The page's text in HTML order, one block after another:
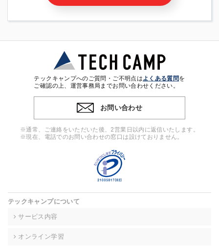
サービス又は商品等の広告配信・宣伝を含みますが、それらに
・個人(法人の場合は担当者)を識別できない形式に加工した統
計情報の作成および利用
※上記の利用目的に基づいた本人への連絡及び配信について
4. 個人情報の第三者提供
ンをとるために、氏名等の一部の情報をサービス内で使用する
チャットツールで発信することにより、本サービスの他の利用
者等に提供することがあります。
当社は事業運営上、前項利用目的の範囲に限って個人情報を外
高い委託先を選定し、個人情報の適正管理・機密保持について
個人情報の開示等(利用目的の通知、開示、内容の訂正・追加・
テックキャンプへのご質問・ご不明点はよくある質問を
ご確認の上、運営事務局までお問い合わせください。
お問い合わせ
※通常、ご連絡をいただいた後、2営業日以内に返信いたします。
※現在、電話でのお問い合わせの窓口は設けておりません。
テックキャンプについて
サービス内容
オンライン学習